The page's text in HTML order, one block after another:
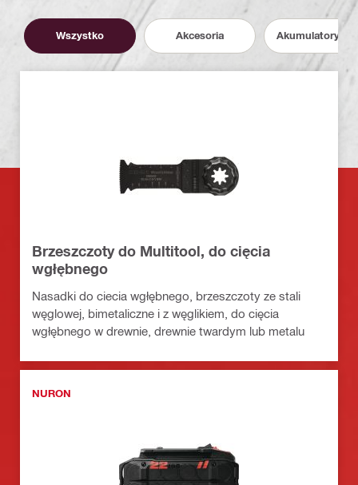
Wszystko Akcesoria Akumulatory i
Brzeszczoty do Multitool, do cięcia
wgłębnego
Nasadki do ciecia wgłębnego, brzeszczoty ze stali
węglowej, bimetaliczne i z węglikiem, do cięcia
wgłębnego w drewnie, drewnie twardym lub metalu
NURON